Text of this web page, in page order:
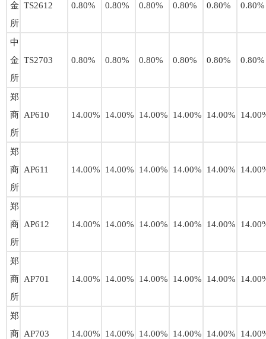
金
所
TS2612 0.80% 0.80% 0.80% 0.80% 0.80% 0.80%
中
金
所
TS2703 0.80% 0.80% 0.80% 0.80% 0.80% 0.80%
郑
商
所
AP610 14.00% 14.00% 14.00% 14.00% 14.00%
郑
商
所
AP611 14.00% 14.00% 14.00% 14.00% 14.00%
郑
商
所
AP612 14.00% 14.00% 14.00% 14.00% 14.00%
郑
商
所
AP701 14.00% 14.00% 14.00% 14.00% 14.00%
郑
商 AP703 14.00% 14.00% 14.00% 14.00% 14.00%